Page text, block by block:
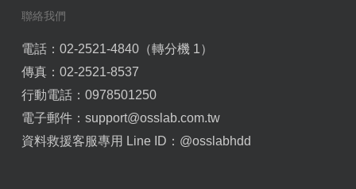
聯絡我們
電話：02-2521-4840（轉分機 1）
傳真：02-2521-8537
行動電話：0978501250
電子郵件： support@osslab.com.tw
資料救援客服專用 Line ID： @osslabhdd